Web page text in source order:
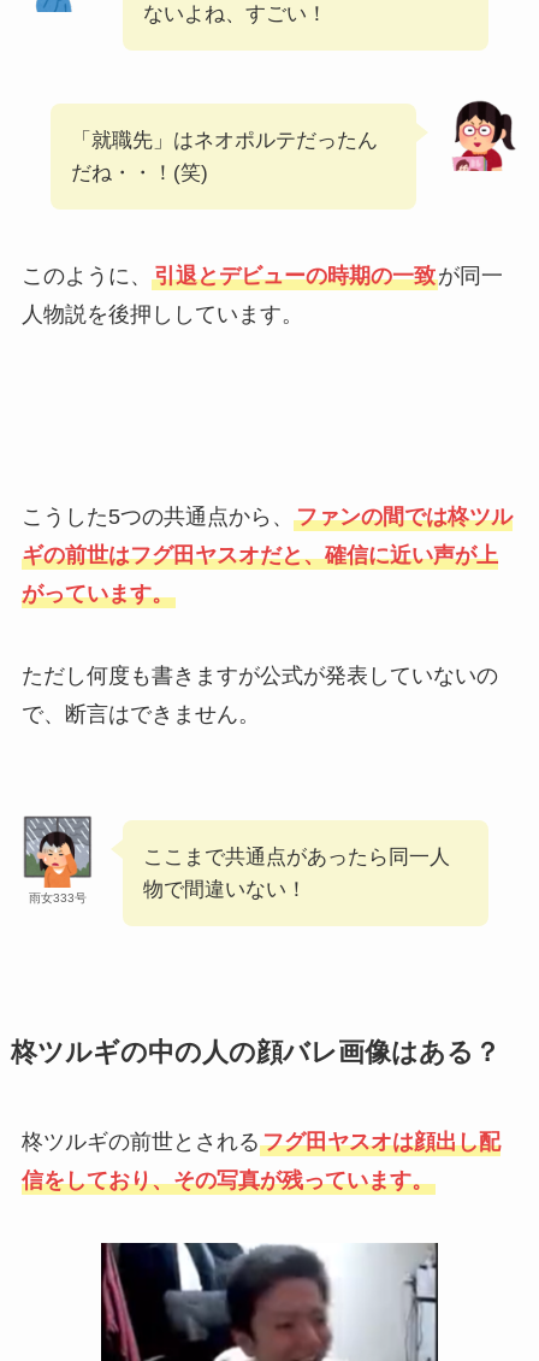
ないよね、すごい！
「就職先」はネオポルテだったん
だね・・！(笑)
このように、 引退とデビューの時期の一致が同一
人物説を後押ししています。
こうした5つの共通点から、 ファンの間では柊ツル
ギの前世はフグ田ヤスオだと、確信に近い声が上
がっています。
ただし何度も書きますが公式が発表していないの
で、断言はできません。
雨女333号
ここまで共通点があったら同一人
物で間違いない！
柊ツルギの中の人の顔バレ画像はある？
柊ツルギの前世とされるフグ田ヤスオは顔出し配
信をしており、その写真が残っています。